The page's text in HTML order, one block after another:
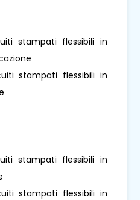
stampati flessibili in
stampati flessibili in
stampati flessibili in
stampati flessibili in